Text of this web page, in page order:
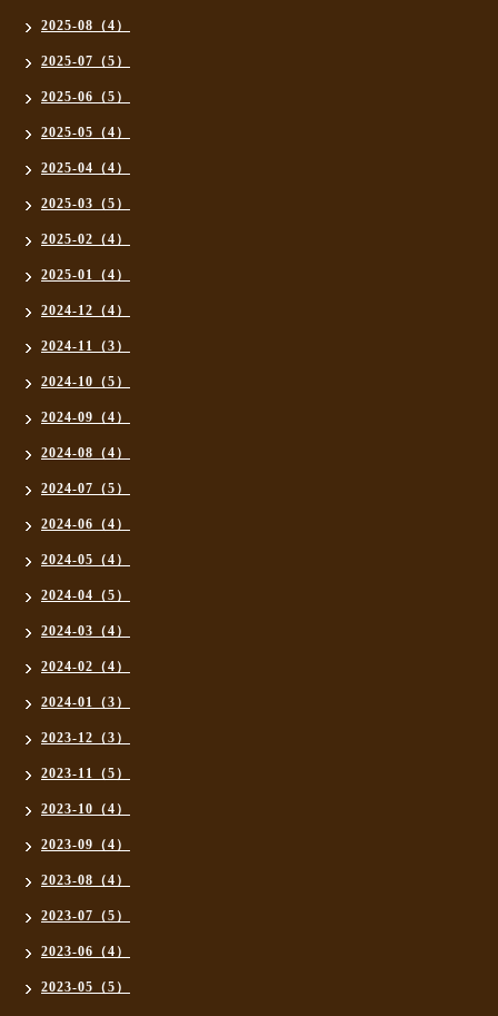
2025-08（4）
2025-07（5）
2025-06（5）
2025-05（4）
2025-04（4）
2025-03（5）
2025-02（4）
2025-01（4）
2024-12（4）
2024-11（3）
2024-10（5）
2024-09（4）
2024-08（4）
2024-07（5）
2024-06（4）
2024-05（4）
2024-04（5）
2024-03（4）
2024-02（4）
2024-01（3）
2023-12（3）
2023-11（5）
2023-10（4）
2023-09（4）
2023-08（4）
2023-07（5）
2023-06（4）
2023-05（5）